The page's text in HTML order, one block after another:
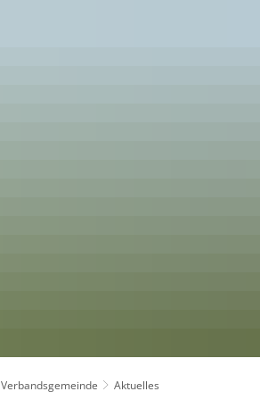
Verbandsgemeinde Aktuelles